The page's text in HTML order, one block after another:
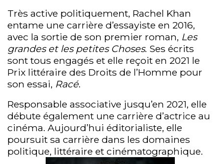
Très active politiquement, Rachel Khan
entame une carrière d’essayiste en 2016,
avec la sortie de son premier roman, Les
grandes et les petites Choses. Ses écrits
sont tous engagés et elle reçoit en 2021 le
Prix littéraire des Droits de l’Homme pour
son essai, Racé.
Responsable associative jusqu’en 2021, elle
débute également une carrière d’actrice au
cinéma. Aujourd’hui éditorialiste, elle
poursuit sa carrière dans les domaines
politique, littéraire et cinématographique.